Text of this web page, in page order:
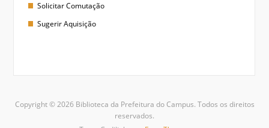
Solicitar Comutação
Sugerir Aquisição
Copyright © 2026 Biblioteca da Prefeitura do Campus. Todos os direitos
reservados.